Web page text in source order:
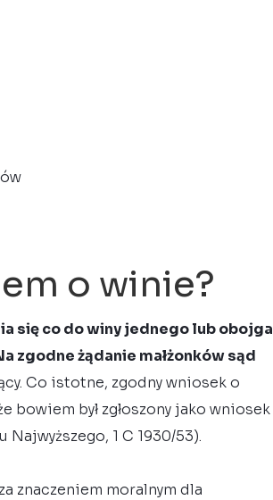
o winie?
się co do winy jednego lub obojga
zgodne żądanie małżonków sąd
Co istotne, zgodny wniosek o
bowiem był zgłoszony jako wniosek
1 C 1930/53).
znaczeniem moralnym dla